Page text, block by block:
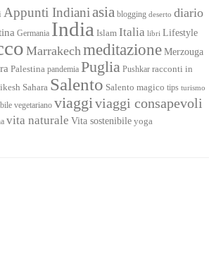
Appunti Indianiasia blogging deserto diario
Germania India Islam Italia libri Lifestyle
MarrakechmeditazioneMerzouga
Palestina pandemia Puglia Pushkar racconti in
Sahara Salento Salento magico tips turismo
vegetariano viaggiviaggi consapevoli
vita naturale Vita sostenibile yoga